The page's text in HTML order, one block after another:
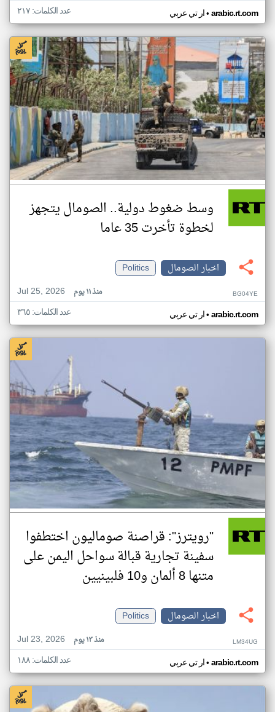
ار تي عربي• arabic.rt.com عدد الكلمات: ٢١٧
وسط ضغوط دولية.. الصومال يتجهز
لخطوة تأخرت 35 عاما
اخبار الصومال
Politics
Jul 25, 2026
منذ ١١ يوم BG04YE
ار تي عربي• arabic.rt.com عدد الكلمات: ٣٦٥
"رويترز": قراصنة صوماليون اختطفوا
سفينة تجارية قبالة سواحل اليمن على
متنها 8 ألمان و10 فلبينيين
اخبار الصومال
Politics
Jul 23, 2026
منذ ١٣ يوم LM34UG
ار تي عربي• arabic.rt.com عدد الكلمات: ١٨٨